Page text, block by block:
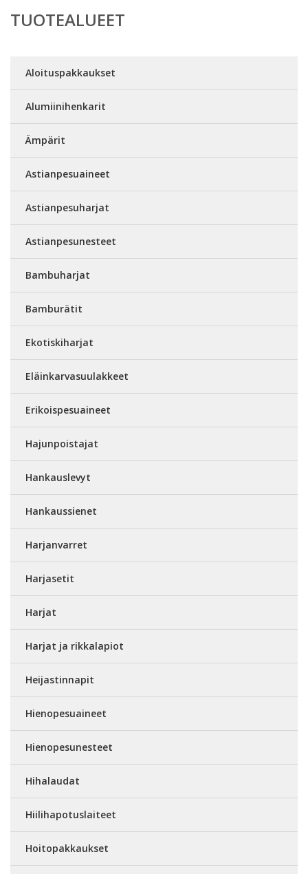
TUOTEALUEET
Aloituspakkaukset
Alumiinihenkarit
Ämpärit
Astianpesuaineet
Astianpesuharjat
Astianpesunesteet
Bambuharjat
Bamburätit
Ekotiskiharjat
Eläinkarvasuulakkeet
Erikoispesuaineet
Hajunpoistajat
Hankauslevyt
Hankaussienet
Harjanvarret
Harjasetit
Harjat
Harjat ja rikkalapiot
Heijastinnapit
Hienopesuaineet
Hienopesunesteet
Hihalaudat
Hiilihapotuslaiteet
Hoitopakkaukset